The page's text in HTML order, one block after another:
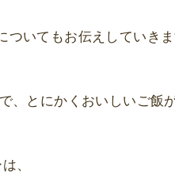
いてもお伝えしていきま
、とにかくおいしいご飯
、